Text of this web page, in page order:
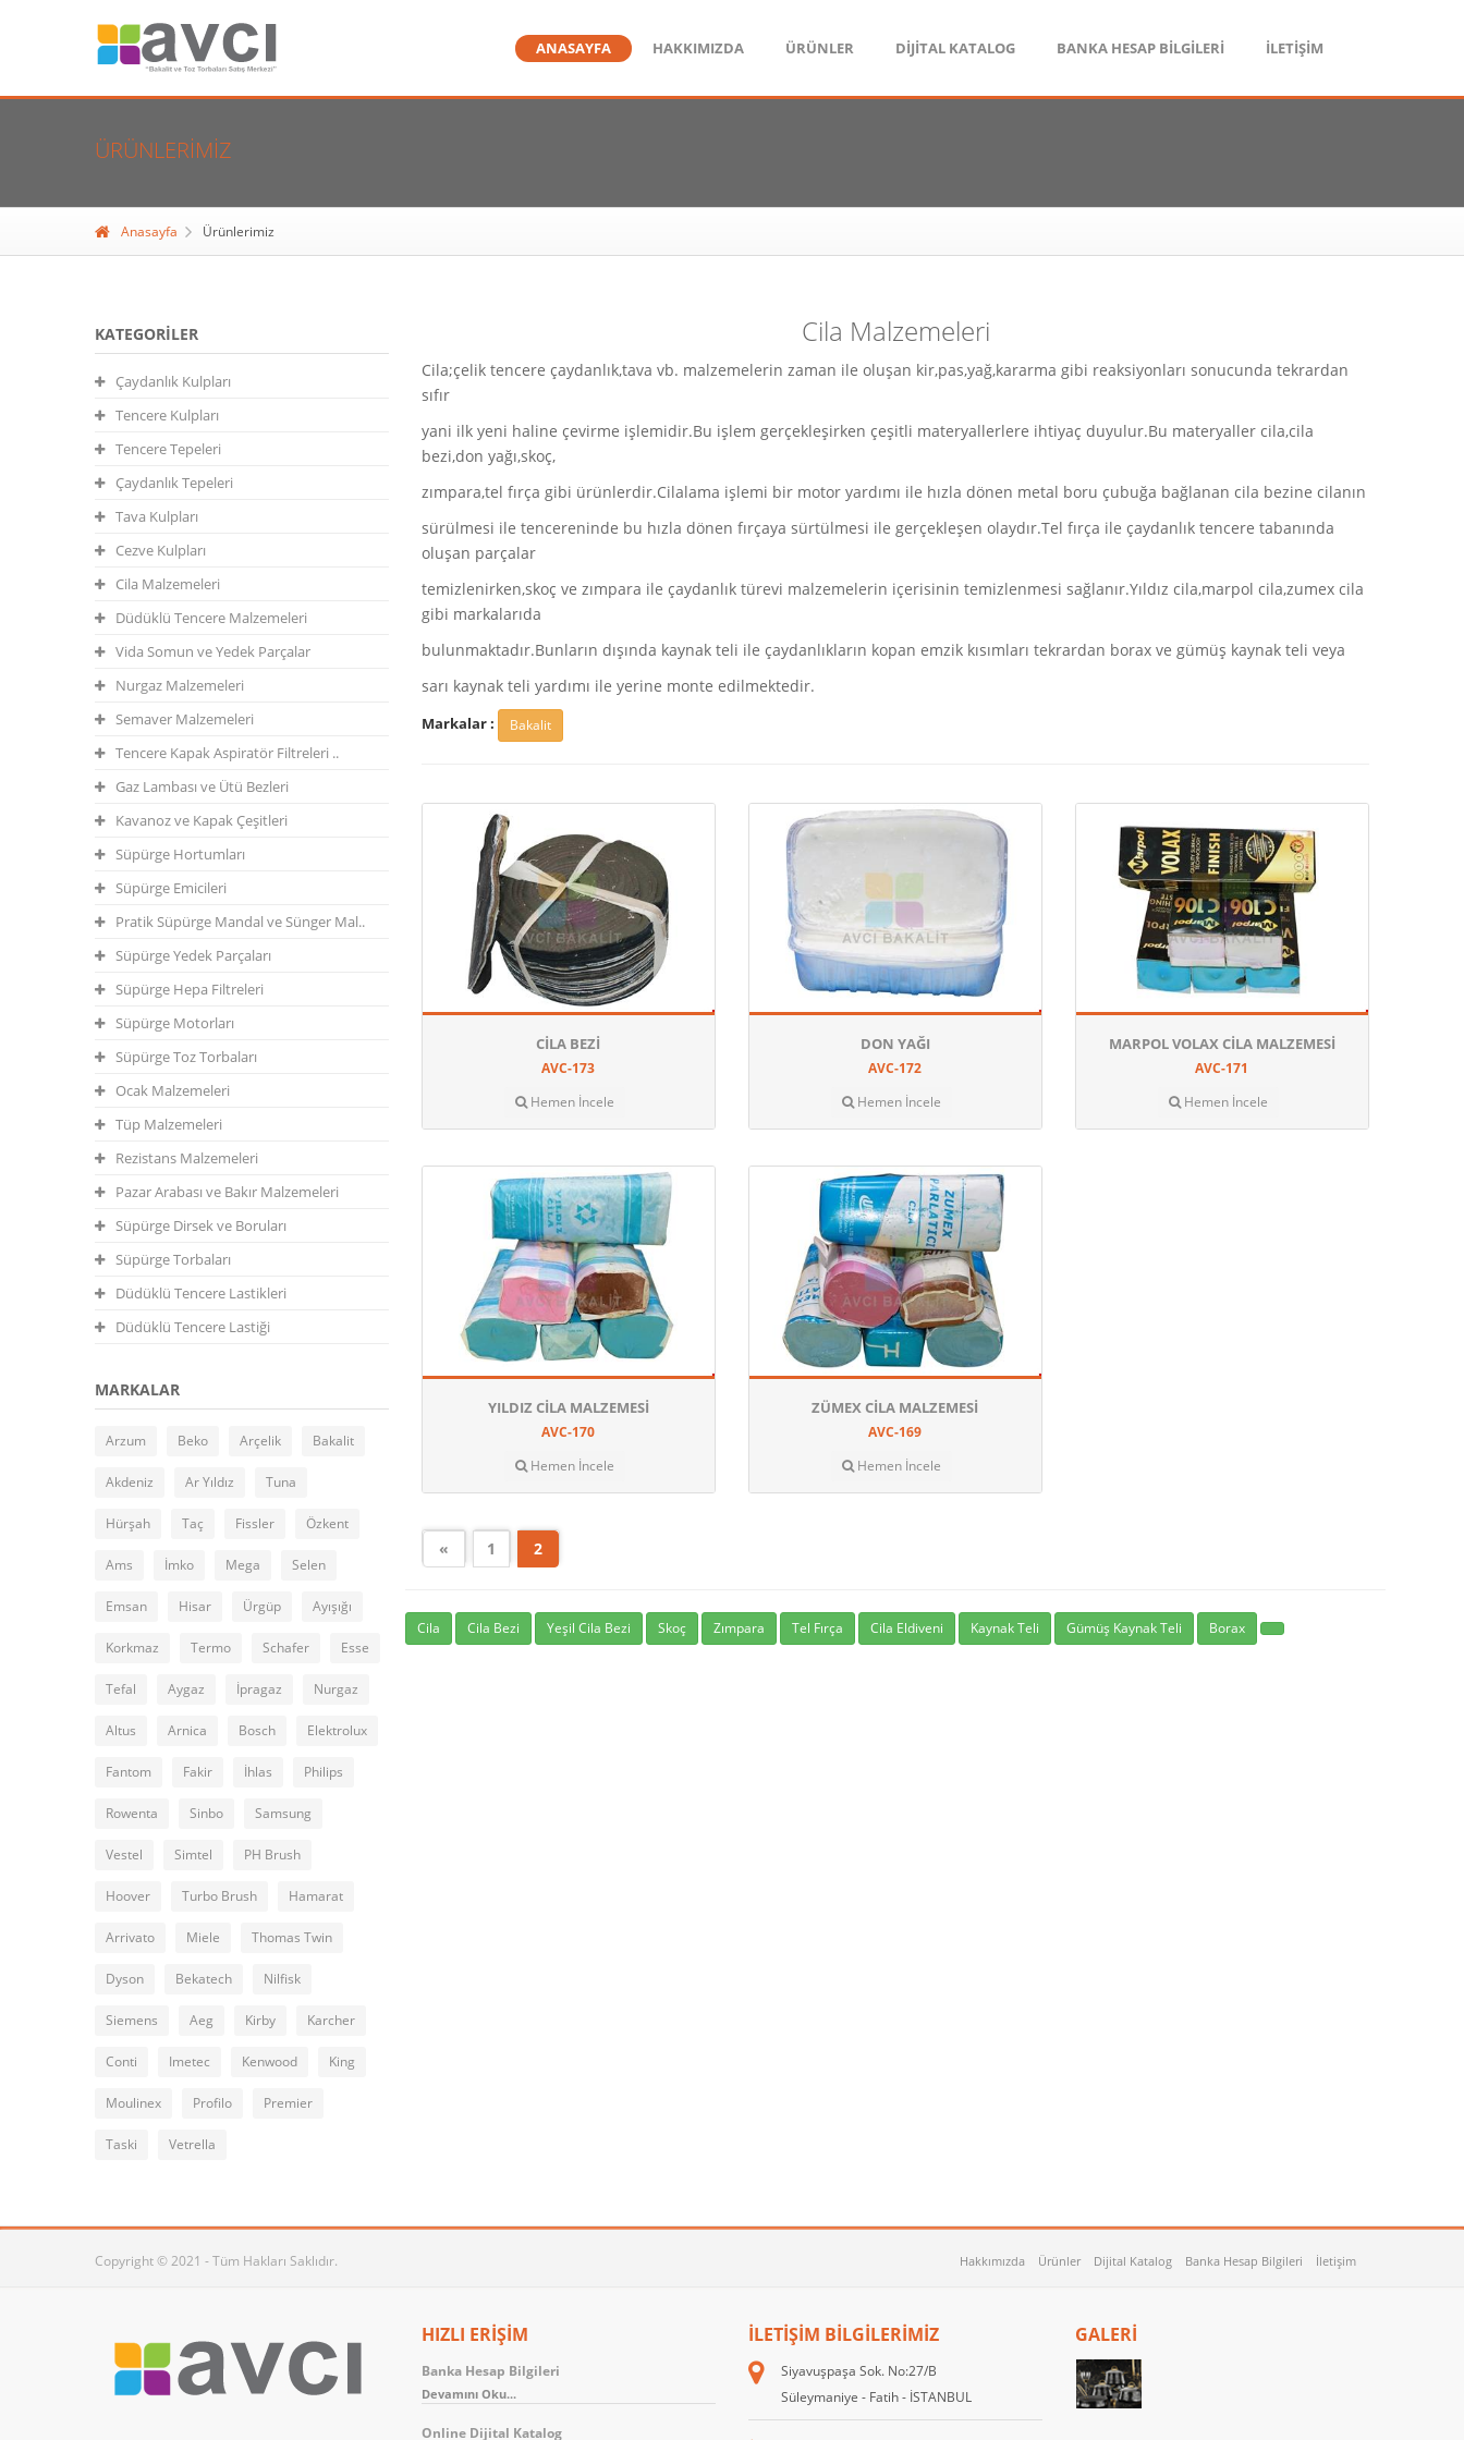
ANASAYFA HAKKIMIZDA ÜRÜNLER DİJİTAL KATALOG BANKA HESAP BİLGİLERİ İLETİŞİM
ÜRÜNLERIMIZ
Anasayfa Ürünlerimiz
KATEGORILER
Çaydanlık Kulpları
Tencere Kulpları
Tencere Tepeleri
Çaydanlık Tepeleri
Tava Kulpları
Cezve Kulpları
Cila Malzemeleri
Düdüklü Tencere Malzemeleri
Vida Somun ve Yedek Parçalar
Nurgaz Malzemeleri
Semaver Malzemeleri
Tencere Kapak Aspiratör Filtreleri ..
Gaz Lambası ve Ütü Bezleri
Kavanoz ve Kapak Çeşitleri
Süpürge Hortumları
Süpürge Emicileri
Pratik Süpürge Mandal ve Sünger Mal..
Süpürge Yedek Parçaları
Süpürge Hepa Filtreleri
Süpürge Motorları
Süpürge Toz Torbaları
Ocak Malzemeleri
Tüp Malzemeleri
Rezistans Malzemeleri
Pazar Arabası ve Bakır Malzemeleri
Süpürge Dirsek ve Boruları
Süpürge Torbaları
Düdüklü Tencere Lastikleri
Düdüklü Tencere Lastiği
MARKALAR
Arzum Beko Arçelik Bakalit
Akdeniz Ar Yıldız Tuna
Hürşah Taç Fissler Özkent
Ams İmko Mega Selen
Emsan Hisar Ürgüp Ayışığı
Korkmaz Termo Schafer Esse
Tefal Aygaz İpragaz Nurgaz
Altus Arnica Bosch Elektrolux
Fantom Fakir İhlas Philips
Rowenta Sinbo Samsung
Vestel Simtel PH Brush
Hoover Turbo Brush Hamarat
Arrivato Miele Thomas Twin
Dyson Bekatech Nilfisk
Siemens Aeg Kirby Karcher
Conti Imetec Kenwood King
Moulinex Profilo Premier
Taski Vetrella
Cila Malzemeleri
Cila;çelik tencere çaydanlık,tava vb. malzemelerin zaman ile oluşan kir,pas,yağ,kararma gibi reaksiyonları sonucunda tekrardan
sıfır
yani ilk yeni haline çevirme işlemidir.Bu işlem gerçekleşirken çeşitli materyallerlere ihtiyaç duyulur.Bu materyaller cila,cila
bezi,don yağı,skoç,
zımpara,tel fırça gibi ürünlerdir.Cilalama işlemi bir motor yardımı ile hızla dönen metal boru çubuğa bağlanan cila bezine cilanın
sürülmesi ile tencereninde bu hızla dönen fırçaya sürtülmesi ile gerçekleşen olaydır.Tel fırça ile çaydanlık tencere tabanında
oluşan parçalar
temizlenirken,skoç ve zımpara ile çaydanlık türevi malzemelerin içerisinin temizlenmesi sağlanır.Yıldız cila,marpol cila,zumex cila
gibi markalarıda
bulunmaktadır.Bunların dışında kaynak teli ile çaydanlıkların kopan emzik kısımları tekrardan borax ve gümüş kaynak teli veya
sarı kaynak teli yardımı ile yerine monte edilmektedir.
Markalar : Bakalit
CILA BEZI
AVC-173
Hemen İncele
DON YAĞI
AVC-172
Hemen İncele
MARPOL VOLAX CILA MALZEMESI
AVC-171
Hemen İncele
YILDIZ CILA MALZEMESI
AVC-170
Hemen İncele
ZÜMEX CILA MALZEMESI
AVC-169
Hemen İncele
« 1 2
Cila Cila Bezi Yeşil Cila Bezi Skoç Zımpara Tel Fırça Cila Eldiveni Kaynak Teli Gümüş Kaynak Teli Borax
Copyright © 2021 - Tüm Hakları Saklıdır. Hakkımızda Ürünler Dijital Katalog Banka Hesap Bilgileri İletişim
HIZLI ERİŞİM
Banka Hesap Bilgileri
Devamını Oku...
Online Dijital Katalog
İLETIŞIM BILGILERIMIZ
Siyavuşpaşa Sok. No:27/B
Süleymaniye - Fatih - İSTANBUL
GALERİ